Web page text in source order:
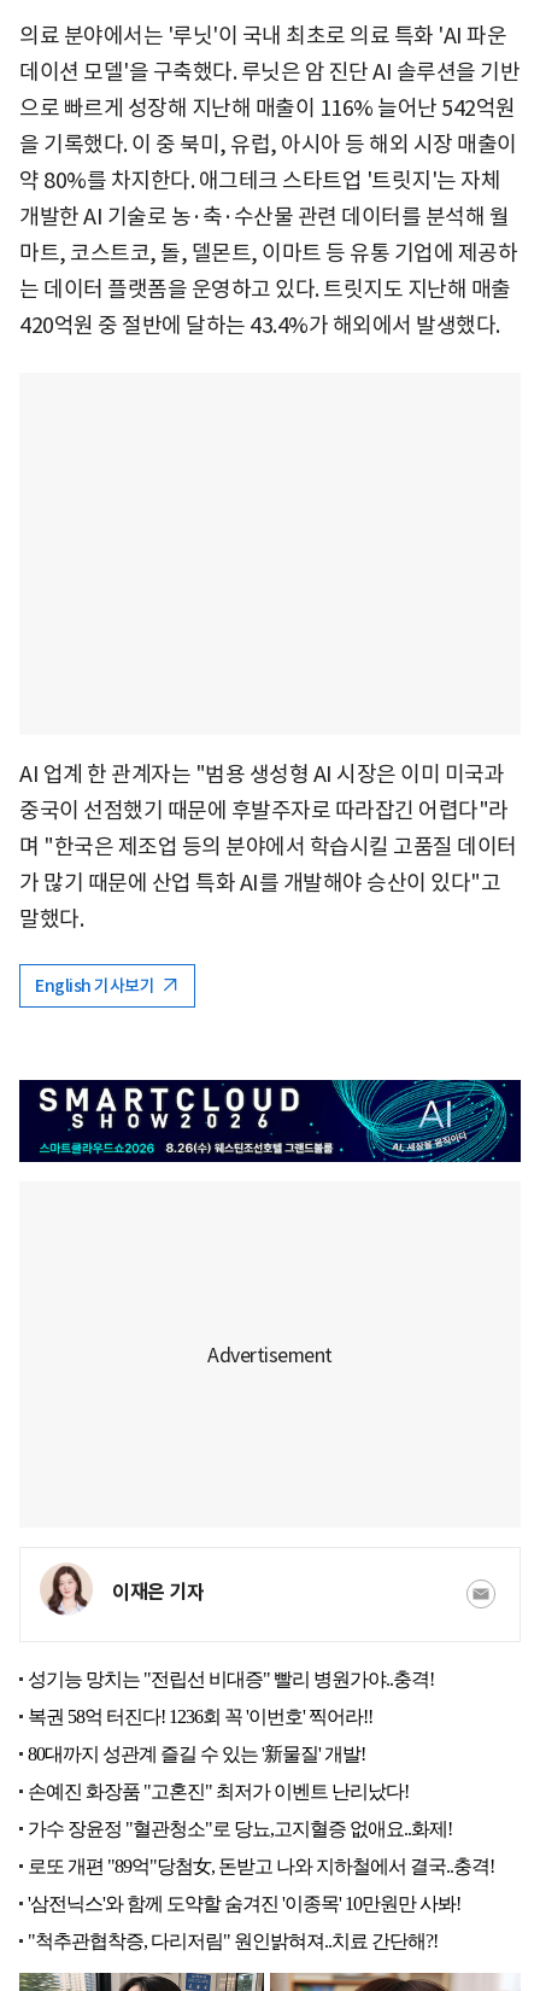
의료 분야에서는 '루닛'이 국내 최초로 의료 특화 'AI 파운
데이션 모델'을 구축했다. 루닛은 암 진단 AI 솔루션을 기반
으로 빠르게 성장해 지난해 매출이 116% 늘어난 542억원
을 기록했다. 이 중 북미, 유럽, 아시아 등 해외 시장 매출이
약 80%를 차지한다. 애그테크 스타트업 '트릿지'는 자체
개발한 AI 기술로 농·축·수산물 관련 데이터를 분석해 월
마트, 코스트코, 돌, 델몬트, 이마트 등 유통 기업에 제공하
는 데이터 플랫폼을 운영하고 있다. 트릿지도 지난해 매출
420억원 중 절반에 달하는 43.4%가 해외에서 발생했다.
AI 업계 한 관계자는 "범용 생성형 AI 시장은 이미 미국과
중국이 선점했기 때문에 후발주자로 따라잡긴 어렵다"라
며 "한국은 제조업 등의 분야에서 학습시킬 고품질 데이터
가 많기 때문에 산업 특화 AI를 개발해야 승산이 있다"고
말했다.
English 기사보기
이재은 기자